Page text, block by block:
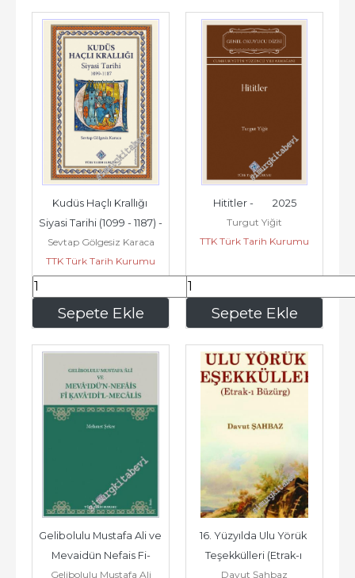
Sepete Ekle
Kudüs Haçlı Krallığı
Siyasi Tarihi (1099 - 1187) -
2025
Sevtap Gölgesiz Karaca
TTK Türk Tarih Kurumu
158,40 Sepete Ekle
Hititler -        2025
Turgut Yiğit
TTK Türk Tarih Kurumu
138,60
Gelibolulu Mustafa Ali ve
Mevaidün Nefais Fi-
Kavaıdil Mecalis -
Gelibolulu Mustafa Ali
16. Yüzyılda Ulu Yörük
Teşekkülleri (Etrak-ı
Büzürg) -        2025
Davut Şahbaz